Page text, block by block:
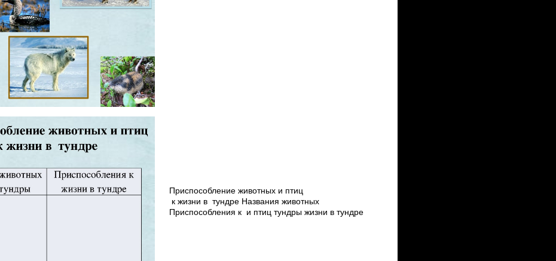
Приспособление животных и птиц
к жизни в тундре Названия животных
Приспособления к и птиц тундры жизни в тундре